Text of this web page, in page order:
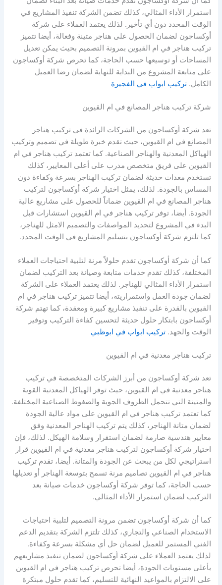
استمرار الأداء المثالي، كذلك تضمن الشركة تنفيذ المشاريع في
الوقت المحدد دون أي تأخير. لذلك يعتمد العملاء على شركة
أوكساجون لضمان الحصول على هناجر متينة وفعالة، أيضا تتميز
تركيب هناجر في ام القيوين بمرونة التصميم بحيث يمكن تعديل
المساحات أو توسيعها حسب الحاجة، كما تحرص شركة أوكساجون
على متابعة المشروع من البداية للنهاية لضمان رضا العميل
الكامل.تركيب ابواب في الفجيرة
شركة تركيب هناجر المصانع في ام القيوين
تعد شركة أوكساجون من الشركات الرائدة في تركيب هناجر
المصانع في ام القيوين، حيث تقدم خبرة طويلة في تصميم وتركيب
الهياكل المعدنية والهناجر الصناعية. كما تعتمد تركيب هناجر في ام
القيوين على فريق متخصص مدرب على أعلى المعايير، كذلك
تستخدم معدات حديثة لضمان تركيب الهناجر بسرعة وكفاءة دون
المساس بالجودة. لذلك، يمثل اختيار شركة أوكساجون لتركيب
هناجر المصانع في ام القيوين ضماناً للحصول على مشاريع عالية
الجودة. أيضا، توفر تركيب هناجر في ام القيوين استشارات قبل
البدء في المشروع لتحديد المواصفات والتصميم الامثل للهناجر،
كما تلتزم شركة أوكساجون بتسليم المشاريع في الوقت المحدد.
كما أن شركة أوكساجون تقدم حلولاً مرنة لتلبية احتياجات العملاء
المختلفة، كذلك تقدم خدمات متابعة وصيانة بعد التركيب لضمان
استمرار الأداء المثالي للهناجر. لذلك يعتمد العملاء على الشركة
لضمان جودة العمل واستمراريته، أيضا تتميز تركيب هناجر في ام
القيوين بالقدرة على تنفيذ مشاريع كبيرة ومعقدة، كما تهتم شركة
أوكساجون بابتكار حلول حديثة لتحسين كفاءة التركيب وتوفير
الوقت والجهد.تركيب ابواب في ابوظبي
تركيب هناجر معدنية في ام القيوين
تعد شركة أوكساجون من أبرز الشركات المتخصصة في تركيب
هناجر معدنية في ام القيوين، حيث توفر الهياكل المعدنية القوية
والمتينة التي تتحمل الظروف الجوية والضغوط الصناعية المختلفة.
كما تعتمد تركيب هناجر في ام القيوين على مواد عالية الجودة
لضمان متانة الهناجر، كذلك يتم تركيب الهناجر المعدنية وفق
معايير هندسية صارمة لضمان استقرار وسلامة الهيكل. لذلك، فإن
اختيار شركة أوكساجون لتركيب هناجر معدنية في ام القيوين قرار
استراتيجي لكل من يبحث عن الجودة والمتانة. أيضا، تقدم تركيب
هناجر في ام القيوين تصاميم مرنة تسمح بتوسعة الهناجر أو تعديلها
حسب الحاجة، كما توفر شركة أوكساجون خدمات صيانة بعد
التركيب لضمان استمرار الأداء المثالي.
كما أن شركة أوكساجون تضمن مرونة التصميم لتلبية احتياجات
الاستخدام الصناعي والتجاري، كذلك تلتزم الشركة بتقديم الدعم
الفني المستمر للعميل لضمان حل أي مشكلة بسرعة وكفاءة.
لذلك يعتمد العملاء على شركة أوكساجون لضمان تنفيذ مشاريعهم
بأعلى مستويات الجودة، أيضا تحرص تركيب هناجر في ام القيوين
على الالتزام بالمواعيد النهائية للتسليم، كما تقدم حلول مبتكرة